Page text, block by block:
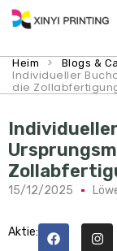
Heim > Blogs &
Individueller
die
15/12/2025
Aktie: